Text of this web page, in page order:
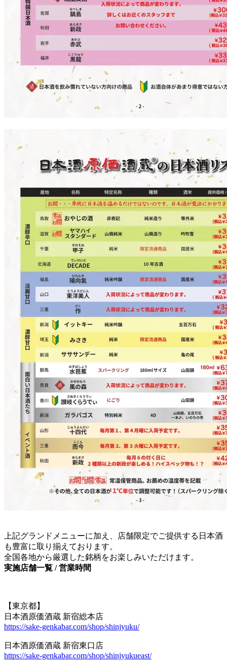
上記グランドメニューに加え、店舗限定でご提供する日本酒
も豊富に取り揃えております。
全国各地から厳選した銘柄をお楽しみいただけます。
実施店舗一覧 / 営業時間
【東京都】
日本酒原価酒蔵 新宿総本店
https://sake-genkabar.com/shop/shinjyuku/
日本酒原価酒蔵 新宿東口店
https://sake-genkabar.com/shop/shinjyukueast/